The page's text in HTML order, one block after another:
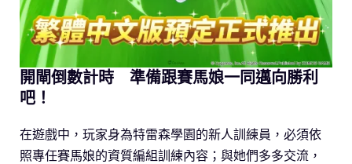
開閘倒數計時 準備跟賽馬娘一同邁向勝利
吧！
在遊戲中，玩家身為特雷森學園的新人訓練員，必須依
照專任賽馬娘的資質編組訓練內容；與她們多多交流，